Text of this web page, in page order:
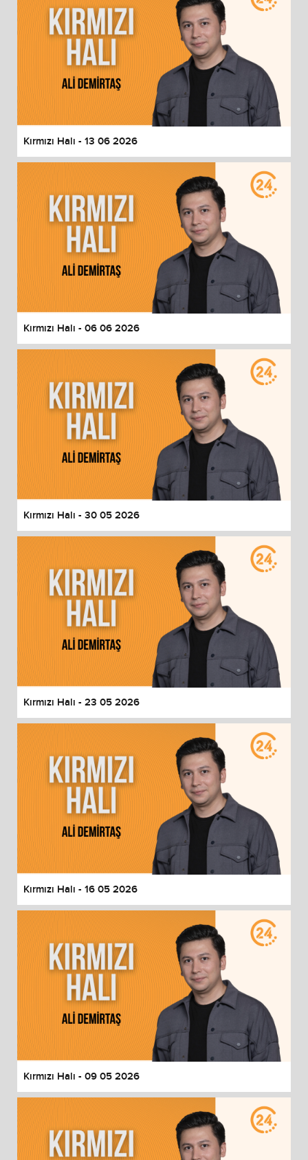
Kırmızı Halı - 13 06 2026
Kırmızı Halı - 06 06 2026
Kırmızı Halı - 30 05 2026
Kırmızı Halı - 23 05 2026
Kırmızı Halı - 16 05 2026
Kırmızı Halı - 09 05 2026